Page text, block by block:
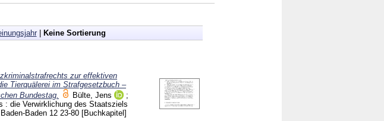
| Keine Sortierung
zur effektiven
Tierquälerei im Strafgesetzbuch –
Bundestag.
Bülte, Jens
;
: die Verwirklichung des Staats­ziels
Baden 12 23-80 [Buchkapitel]